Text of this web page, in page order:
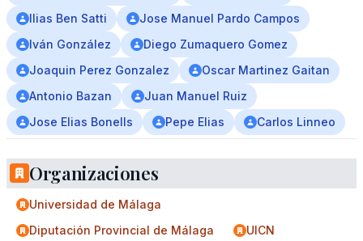
Ilias Ben Satti
Jose Manuel Pardo Campos
Iván González
Diego Zumaquero Gomez
Joaquin Perez Gonzalez
Oscar Martinez Gaitan
Antonio Bazan
Juan Manuel Ruiz
Jose Elias Bonells
Pepe Elias Carlos Linneo
Organizaciones
Universidad de Málaga
Diputación Provincial de Málaga
UICN